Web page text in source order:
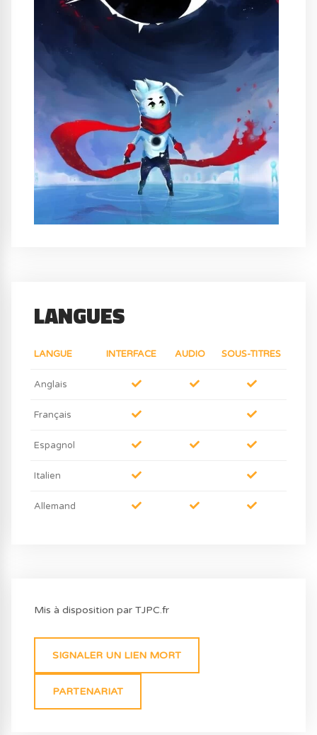
LANGUES
LANGUE INTERFACE AUDIO SOUS-TITRES
Anglais
Français
Espagnol
Italien
Allemand
Mis à disposition par TJPC.fr
SIGNALER UN LIEN MORT
PARTENARIAT